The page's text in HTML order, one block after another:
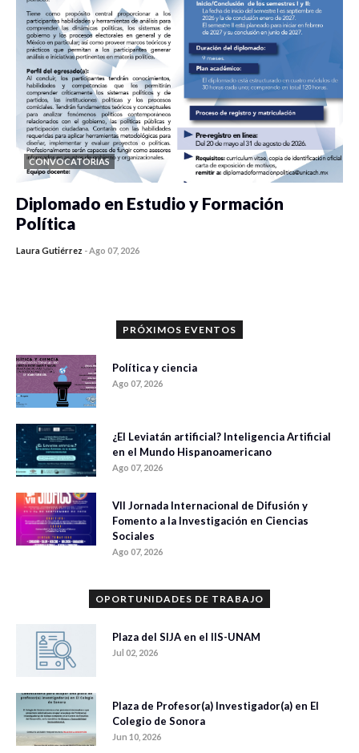
CONVOCATORIAS
Diplomado en Estudio y Formación
Política
Laura Gutiérrez -Ago 07, 2026
PRÓXIMOS EVENTOS
Política y ciencia
Ago 07, 2026
¿El Leviatán artificial? Inteligencia Artificial
en el Mundo Hispanoamericano
Ago 07, 2026
VII Jornada Internacional de Difusión y
Fomento a la Investigación en Ciencias
Sociales
Ago 07, 2026
OPORTUNIDADES DE TRABAJO
Plaza del SIJA en el IIS-UNAM
Jul 02, 2026
Plaza de Profesor(a) Investigador(a) en El
Colegio de Sonora
Jun 10, 2026